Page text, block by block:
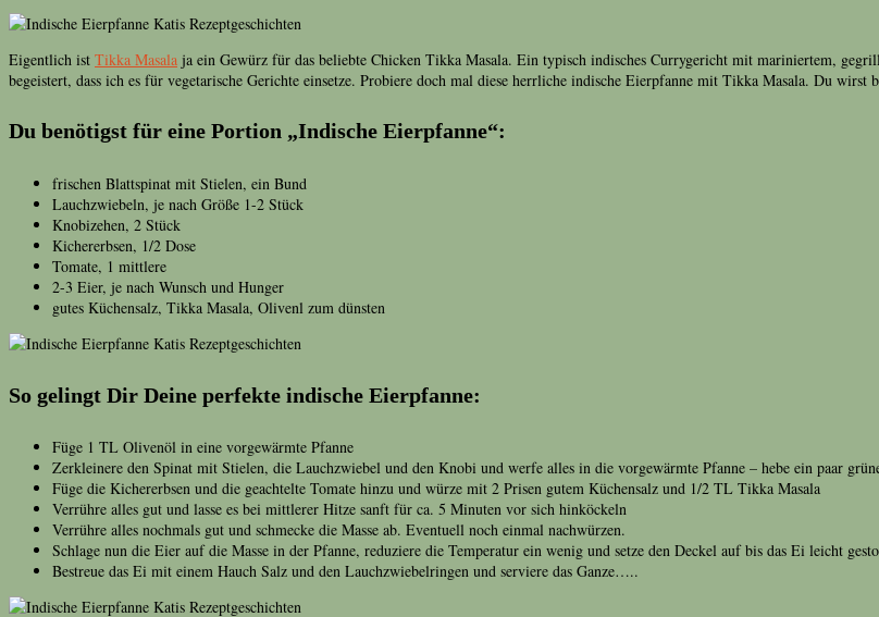
Eigentlich ist Tikka Masala ja ein Gewürz für das beliebte Chicken Tikka Masala. Ein typisch indisches Currygericht mit mariniertem,
begeistert, dass ich es für vegetarische Gerichte einsetze. Probiere doch mal diese herrliche indische Eierpfanne mit Tikka Masala. Du wirst
Du benötigst für eine Portion „Indische Eierpfanne“:
frischen Blattspinat mit Stielen, ein Bund
Lauchzwiebeln, je nach Größe 1-2 Stück
Knobizehen, 2 Stück
Kichererbsen, 1/2 Dose
Tomate, 1 mittlere
2-3 Eier, je nach Wunsch und Hunger
gutes Küchensalz, Tikka Masala, Olivenl zum dünsten
So gelingt Dir Deine perfekte indische Eierpfanne:
Füge 1 TL Olivenöl in eine vorgewärmte Pfanne
Zerkleinere den Spinat mit Stielen, die Lauchzwiebel und den Knobi und werfe alles in die vorgewärmte Pfanne – hebe ein paar
Füge die Kichererbsen und die geachtelte Tomate hinzu und würze mit 2 Prisen gutem Küchensalz und 1/2 TL Tikka Masala
Verrühre alles gut und lasse es bei mittlerer Hitze sanft für ca. 5 Minuten vor sich hinköckeln
Verrühre alles nochmals gut und schmecke die Masse ab. Eventuell noch einmal nachwürzen.
Schlage nun die Eier auf die Masse in der Pfanne, reduziere die Temperatur ein wenig und setze den Deckel auf bis das Ei leicht
Bestreue das Ei mit einem Hauch Salz und den Lauchzwiebelringen und serviere das Ganze…..